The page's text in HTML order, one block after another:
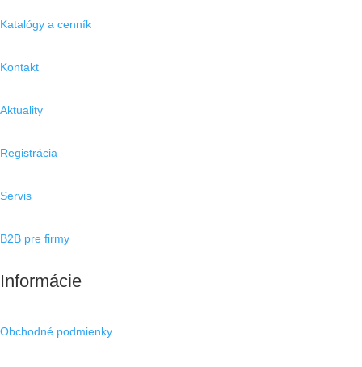
Katalógy a cenník
Kontakt
Aktuality
Registrácia
Servis
B2B pre firmy
Informácie
Obchodné podmienky